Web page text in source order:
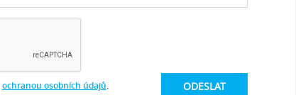
ochranou osobních údajů